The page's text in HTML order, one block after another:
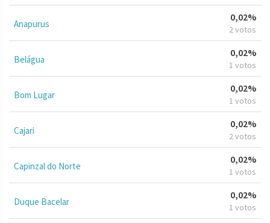
Anapurus
0,02%
2 votos
Belágua
0,02%
1 votos
Bom Lugar
0,02%
1 votos
Cajari
0,02%
2 votos
Capinzal do Norte
0,02%
1 votos
Duque Bacelar
0,02%
1 votos